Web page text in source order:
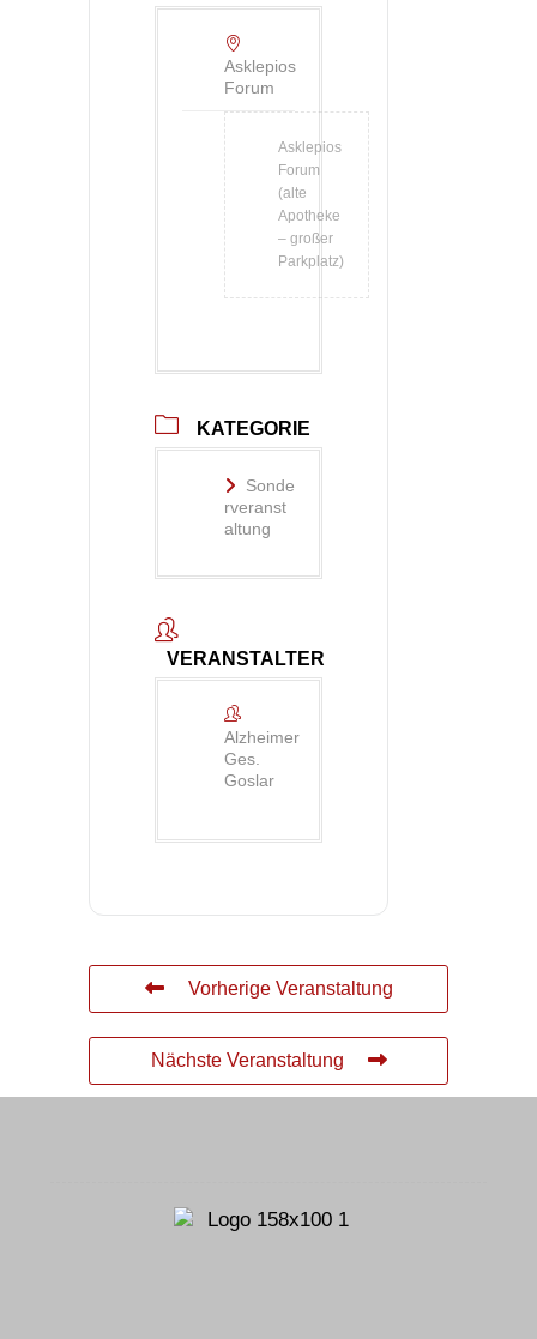
Asklepios
Forum
Asklepios
Forum
(alte
Apotheke
– großer
Parkplatz)
KATEGORIE
Sonde
rveranst
altung
VERANSTALTER
Alzheimer
Ges.
Goslar
Vorherige Veranstaltung
Nächste Veranstaltung